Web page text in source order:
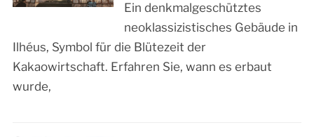
Ein denkmalgeschütztes
neoklassizistisches Gebäude in
Ilhéus, Symbol für die Blütezeit der
Kakaowirtschaft. Erfahren Sie, wann es erbaut
wurde,